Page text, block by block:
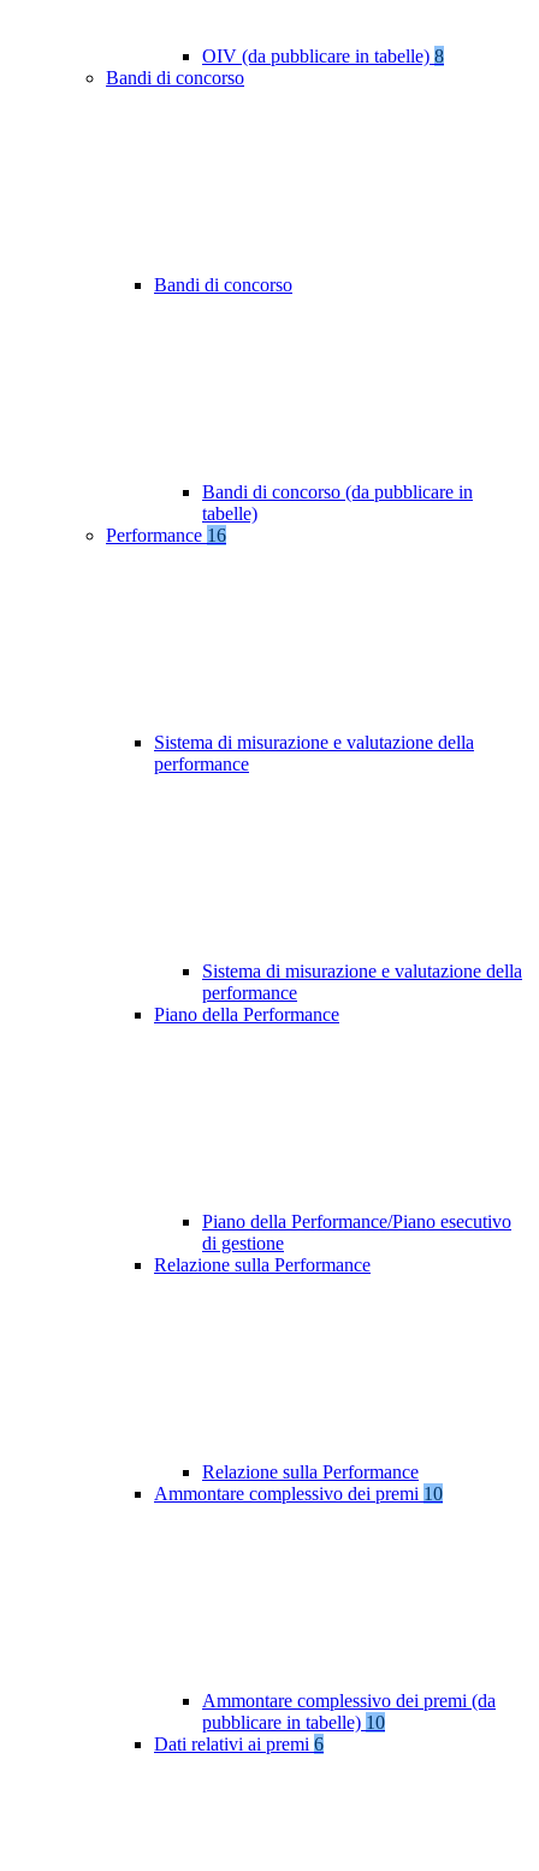
OIV (da pubblicare in tabelle) 8
Bandi di concorso
Bandi di concorso
Bandi di concorso (da pubblicare in
tabelle)
Performance 16
Sistema di misurazione e valutazione della
performance
Sistema di misurazione e valutazione della
performance
Piano della Performance
Piano della Performance/Piano esecutivo
di gestione
Relazione sulla Performance
Relazione sulla Performance
Ammontare complessivo dei premi 10
Ammontare complessivo dei premi (da
pubblicare in tabelle) 10
Dati relativi ai premi 6